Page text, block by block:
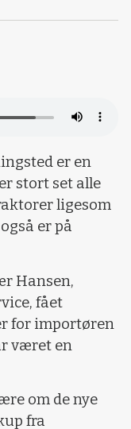
er en
stort set alle
ligesom
er på
Hansen,
fået
for importøren
været en
om de nye
fra